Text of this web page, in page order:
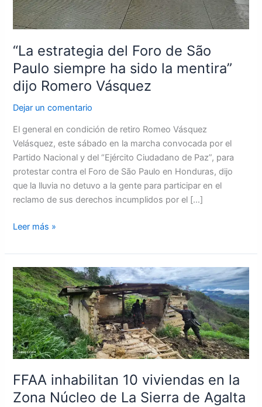
“La estrategia del Foro de São
Paulo siempre ha sido la mentira”
dijo Romero Vásquez
Dejar un comentario
El general en condición de retiro Romeo Vásquez
Velásquez, este sábado en la marcha convocada por el
Partido Nacional y del “Ejército Ciudadano de Paz”, para
protestar contra el Foro de São Paulo en Honduras, dijo
que la lluvia no detuvo a la gente para participar en el
reclamo de sus derechos incumplidos por el […]
mentira”
dijo
Vásquez
Leer más »
FFAA inhabilitan 10 viviendas en la
Zona Núcleo de La Sierra de Agalta
FFAA
inhabilitan
10
viviendas
en
la
Zona
Núcleo
de
La